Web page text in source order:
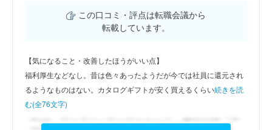
この口コミ・評点は転職会議から
転載しています。
【気になること・改善したほうがいい点】
福利厚生などなし。昔は色々あったようだが今では社員に還元され
るようなものはない。カタログギフトが安く買えるくらい続きを読
む(全76文字)